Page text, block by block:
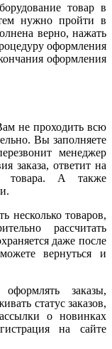
товар в
нужно пройти в
верно, нажать
оформления
оформления
не проходить всю
Вы заполняете
менеджер
заказа, ответит на
товара. А также
несколько товаров,
рассчитать
даже после
вернуться и
заказы,
статус заказов,
о новинках
на сайте